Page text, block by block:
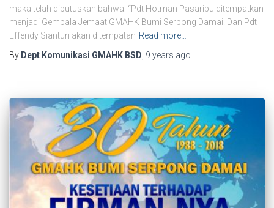
maka telah diputuskan bahwa: “Pdt Hotman Pasaribu ditempatkan
menjadi Gembala Jemaat GMAHK Bumi Serpong Damai. Dan Pdt
Effendy Sianturi akan ditempatan Read more…
By Dept Komunikasi GMAHK BSD 9 years ago